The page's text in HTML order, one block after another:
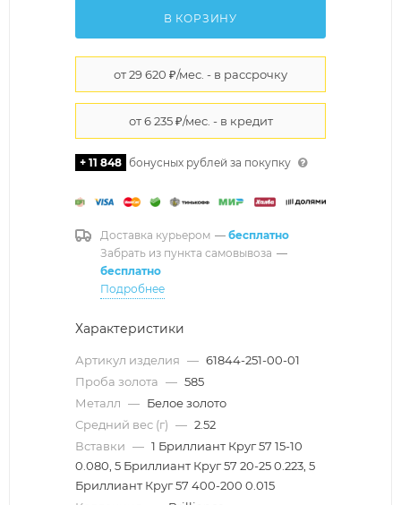
В КОРЗИНУ
+ 11 848 бонусных рублей за покупку
Доставка курьером — бесплатно
Забрать из пункта самовывоза —
бесплатно
Подробнее
Характеристики
Артикул изделия — 61844-251-00-01
Проба золота — 585
Металл — Белое золото
Средний вес (г) — 2.52
Вставки — 1 Бриллиант Круг 57 15-10
0.080, 5 Бриллиант Круг 57 20-25 0.223, 5
Бриллиант Круг 57 400-200 0.015